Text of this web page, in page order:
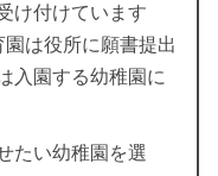
け付けています
は役所に願書提出
入園する幼稚園に
たい幼稚園を選